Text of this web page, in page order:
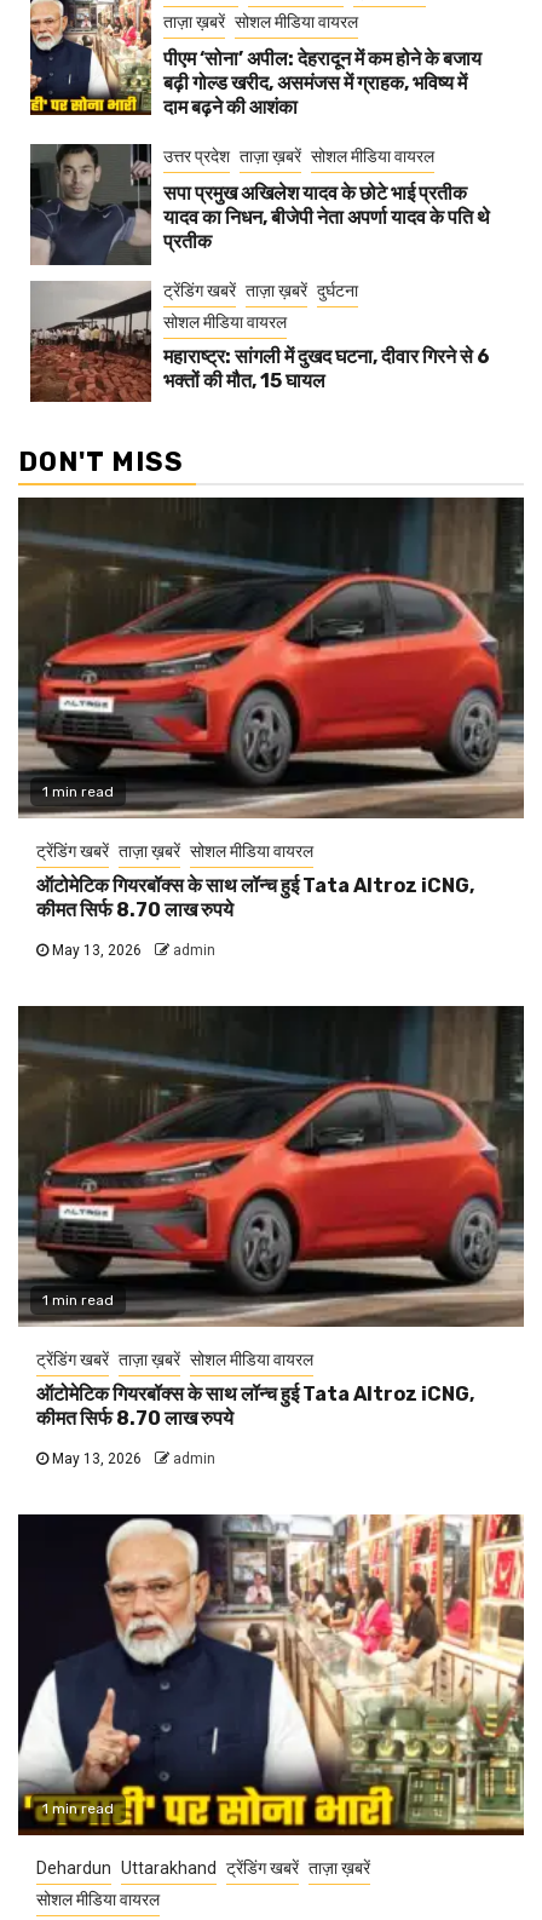
ताज़ा ख़बरें सोशल मीडिया वायरल
पीएम ‘सोना’ अपील: देहरादून में कम होने के बजाय
बढ़ी गोल्ड खरीद, असमंजस में ग्राहक, भविष्य में
दाम बढ़ने की आशंका
उत्तर प्रदेश ताज़ा ख़बरें सोशल मीडिया वायरल
सपा प्रमुख अखिलेश यादव के छोटे भाई प्रतीक
यादव का निधन, बीजेपी नेता अपर्णा यादव के पति थे
प्रतीक
ट्रेंडिंग खबरें ताज़ा ख़बरें दुर्घटना
सोशल मीडिया वायरल
महाराष्ट्र: सांगली में दुखद घटना, दीवार गिरने से 6
भक्तों की मौत, 15 घायल
DON'T MISS
1 min read
ट्रेंडिंग खबरें ताज़ा ख़बरें सोशल मीडिया वायरल
ऑटोमेटिक गियरबॉक्स के साथ लॉन्च हुई Tata Altroz iCNG,
कीमत सिर्फ 8.70 लाख रुपये
May 13, 2026 admin
1 min read
ट्रेंडिंग खबरें ताज़ा ख़बरें सोशल मीडिया वायरल
ऑटोमेटिक गियरबॉक्स के साथ लॉन्च हुई Tata Altroz iCNG,
कीमत सिर्फ 8.70 लाख रुपये
May 13, 2026 admin
1 min read
Dehardun Uttarakhand ट्रेंडिंग खबरें ताज़ा ख़बरें
सोशल मीडिया वायरल